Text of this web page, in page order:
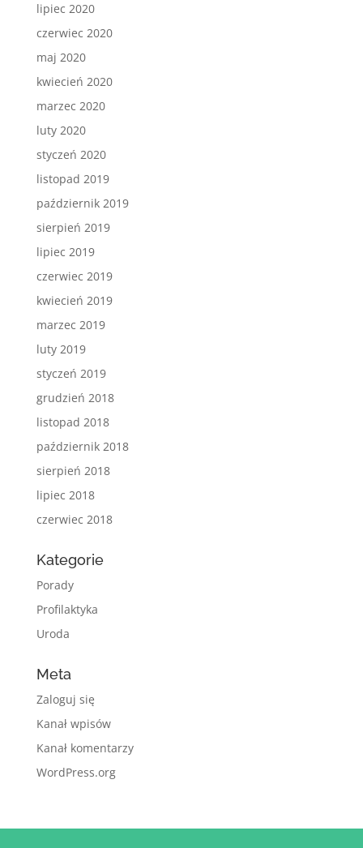
lipiec 2020
czerwiec 2020
maj 2020
kwiecień 2020
marzec 2020
luty 2020
styczeń 2020
listopad 2019
październik 2019
sierpień 2019
lipiec 2019
czerwiec 2019
kwiecień 2019
marzec 2019
luty 2019
styczeń 2019
grudzień 2018
listopad 2018
październik 2018
sierpień 2018
lipiec 2018
czerwiec 2018
Kategorie
Porady
Profilaktyka
Uroda
Meta
Zaloguj się
Kanał wpisów
Kanał komentarzy
WordPress.org